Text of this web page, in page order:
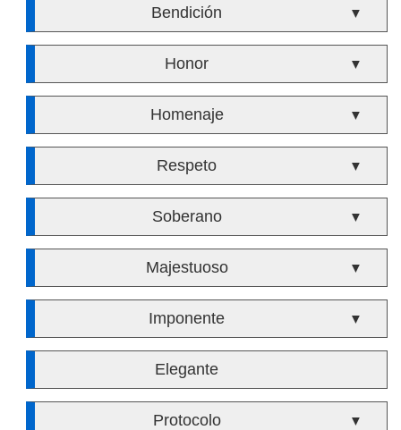
Bendición ▼
Honor ▼
Homenaje ▼
Respeto ▼
Soberano ▼
Majestuoso ▼
Imponente ▼
Elegante
Protocolo ▼